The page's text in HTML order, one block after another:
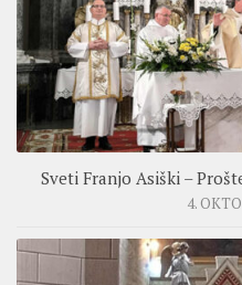
Sveti Franjo Asiški –
4.